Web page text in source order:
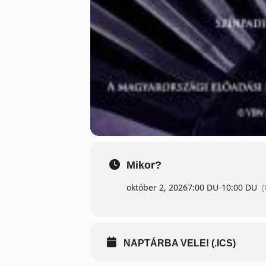
Mikor?
október 2, 20267:00 DU-10:00 DU
NAPTÁRBA VELE! (.ICS)